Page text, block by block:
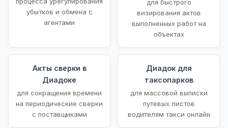
убытков и обмена с
агентами
для быстрого
визирования актов
выполненных работ на
объектах
Акты сверки в
Диадоке
для сокращения времени
на периодические сверки
с поставщиками
Диадок для
таксопарков
для массовой выписки
путевых листов
водителям такси онлайн